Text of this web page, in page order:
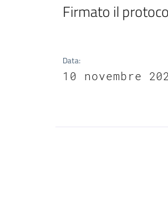
Firmato il
Data:
10 novembre